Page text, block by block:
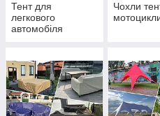
Тент для
легкового
автомобіля
Чохли